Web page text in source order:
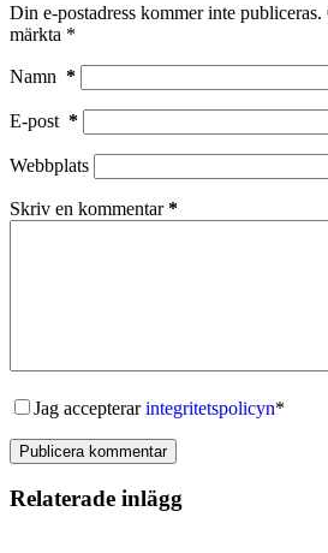
Din e-postadress kommer inte publiceras.
märkta *
Namn *
E-post *
Webbplats
Skriv en kommentar*
Jag accepterarintegritetspolicyn*
Publicera kommentar
Relaterade inlägg